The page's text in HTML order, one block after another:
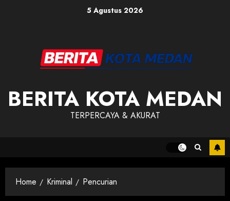
5 Agustus 2026
BERITA KOTA MEDAN
TERPERCAYA & AKURAT
Home Kriminal Pencurian